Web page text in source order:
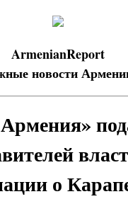
ArmenianReport
новости
о